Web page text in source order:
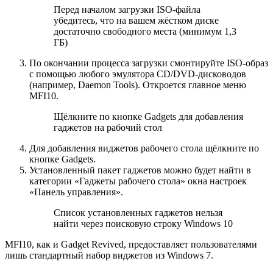
Перед началом загрузки ISO-файла
убедитесь, что на вашем жёстком диске
достаточно свободного места (минимум 1,3
ГБ)
По окончании процесса загрузки смонтируйте ISO-образ
с помощью любого эмулятора CD/DVD-дисководов
(например, Daemon Tools). Откроется главное меню
MFI10.
Щёлкните по кнопке Gadgets для добавления
гаджетов на рабочий стол
Для добавления виджетов рабочего стола щёлкните по
кнопке Gadgets.
Установленный пакет гаджетов можно будет найти в
категории «Гаджеты рабочего стола» окна настроек
«Панель управления».
Список установленных гаджетов нельзя
найти через поисковую строку Windows 10
MFI10, как и Gadget Revived, предоставляет пользователями
лишь стандартный набор виджетов из Windows 7.